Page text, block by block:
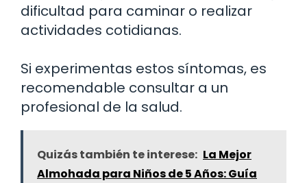
dificultad para caminar o realizar
actividades cotidianas.
Si experimentas estos síntomas, es
recomendable consultar a un
profesional de la salud.
Quizás también te interese: La Mejor
Almohada para Niños de 5 Años: Guía